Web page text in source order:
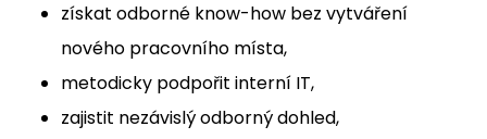
získat odborné know-how bez vytváření
nového pracovního místa,
metodicky podpořit interní IT,
zajistit nezávislý odborný dohled,